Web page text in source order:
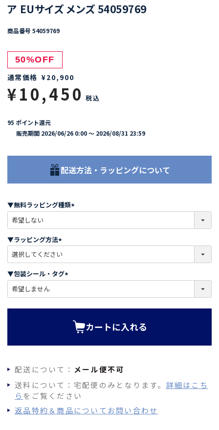
ア EUサイズ メンズ 54059769
商品番号 54059769
50%OFF
通常価格 ¥20,900
¥10,450 税込
95 ポイント還元
販売期間 2026/06/26 0:00〜 2026/08/31 23:59
配送方法・ラッピングについて
▼無料ラッピング種類
必
)
▼ラッピング方法
必
須
)
▼包装シール・タグ
必
カートに入れる
配送について： メール便不可
送料について：宅配便のみとなります。 詳細はこち
ら をご覧ください
返品特約＆商品についてお問い合わせ